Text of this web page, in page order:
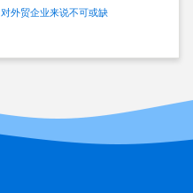
外贸企业来说不可或缺